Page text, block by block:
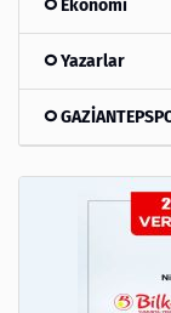
Ekonomi
Yazarlar